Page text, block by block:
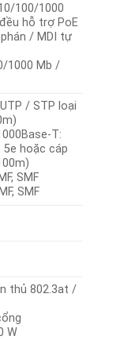
100/1000
hỗ trợ PoE
/ MDI tự
1000 Mb /
/ STP loại
T:
5e hoặc cáp
SMF
SMF
thủ 802.3at /
W